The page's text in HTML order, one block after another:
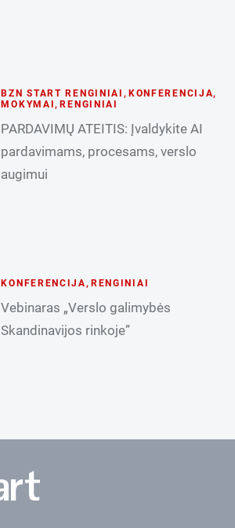
BZN START RENGINIAI , KONFERENCIJA,
MOKYMAI, RENGINIAI
PARDAVIMŲ ATEITIS: Įvaldykite AI
pardavimams, procesams, verslo
augimui
KONFERENCIJA , RENGINIAI
Vebinaras „Verslo galimybės
Skandinavijos rinkoje”